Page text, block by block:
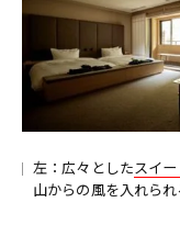
左：広々としたスイ
山からの風を入れられ